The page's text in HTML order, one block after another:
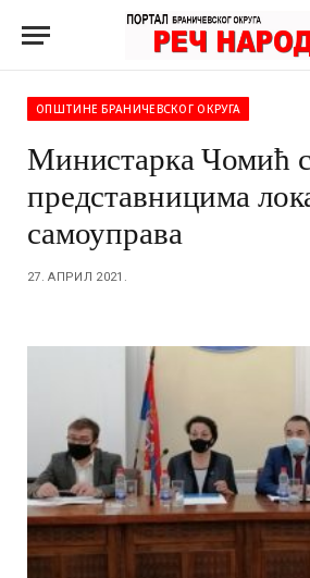
ОПШТИНЕ БРАНИЧЕВСКОГ ОКРУГА
Министарка Чомић
представницима
самоуправа
27. АПРИЛ 2021.